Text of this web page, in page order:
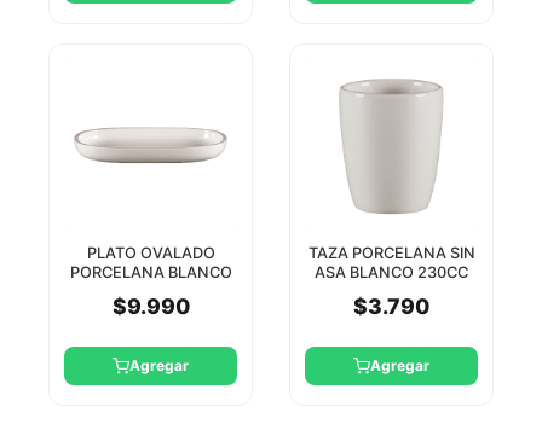
PLATO OVALADO
PORCELANA BLANCO
$9.990
Agregar
TAZA PORCELANA SIN
ASA BLANCO 230CC
$3.790
Agregar